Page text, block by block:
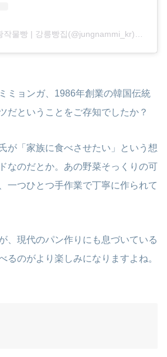
ミョンガ、1986年創業の韓国伝統
だということをご存知でしたか？
が「家族に食べさせたい」という想
なのだとか。あの野菜そっくりの可
一つひとつ手作業で丁寧に作られて
、現代のパン作りにも息づいている
るのがより楽しみになりますよね。